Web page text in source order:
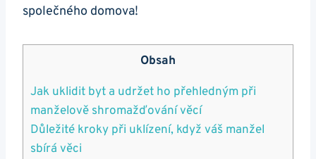
společného domova!
Obsah
Jak uklidit byt a udržet ho přehledným při
manželově shromažďování věcí
Důležité kroky při uklízení, když váš manžel
sbírá věci